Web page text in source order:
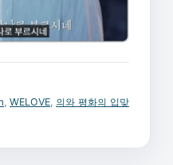
, WELOVE, 의와 평화의 입맞